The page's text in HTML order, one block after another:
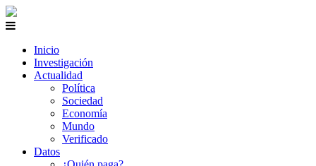
Inicio
Investigación
Actualidad
Política
Sociedad
Economía
Mundo
Verificado
Datos